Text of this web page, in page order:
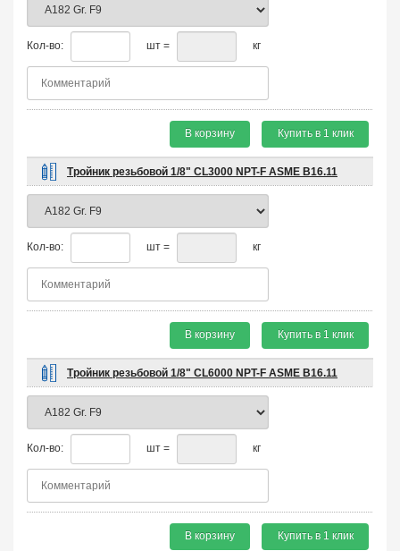
Кол-во: шт = кг
В корзину Купить в 1 клик
Тройник резьбовой 1/8" CL3000 NPT-F ASME B16.11
Кол-во: шт = кг
В корзину Купить в 1 клик
Тройник резьбовой 1/8" CL6000 NPT-F ASME B16.11
Кол-во: шт = кг
В корзину Купить в 1 клик